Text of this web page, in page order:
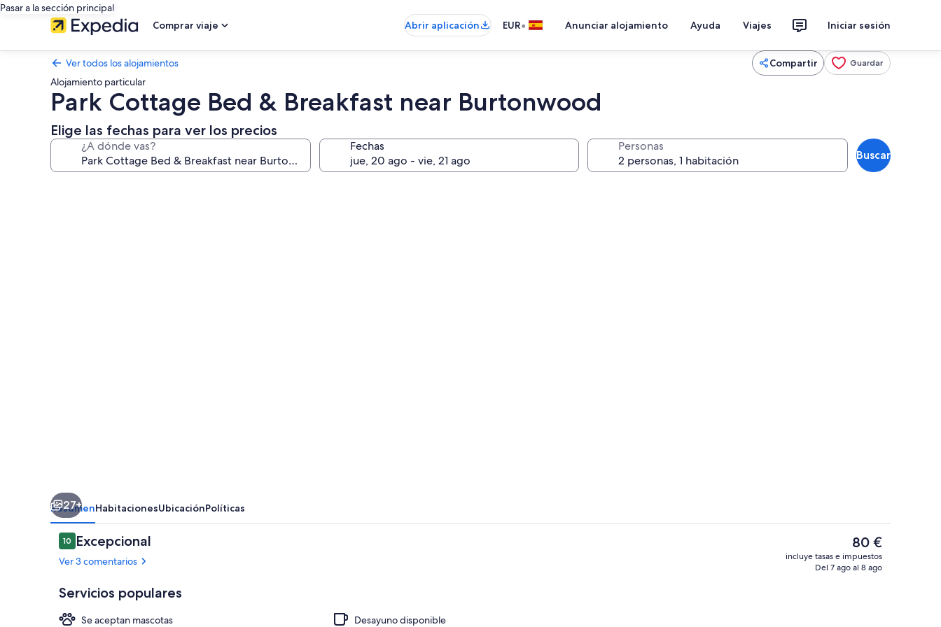
Pasar a la sección principal
Comprar viaje
Abrir aplicación EUR• Anunciar alojamiento Ayuda Viajes Iniciar sesión
Ver todos los alojamientos Compartir Guardar
Alojamiento particular
Park Cottage Bed & Breakfast near Burtonwood
Elige las fechas para ver los precios
¿A dónde vas? Fechas Personas
Buscar
Cafetera o tetera, frigorífico,
27+
ResumenHabitacionesUbicaciónPolíticas
Comentarios
1010 de 10
Excepcional
Ver 3 comentarios
Servicios populares
Se aceptan mascotas
Desayuno disponible
El
precio
actual
80 €
incluye tasas e impuestos
Del 7 ago al 8 ago